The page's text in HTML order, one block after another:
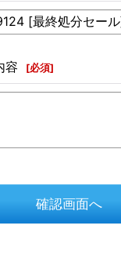
容 [必須]
確認画面へ